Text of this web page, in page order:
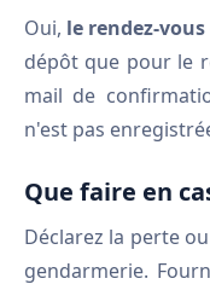
Oui, le rendez-
dépôt que pour le
mail de
n'est pas
Que faire en
Déclarez la perte
gendarmerie.